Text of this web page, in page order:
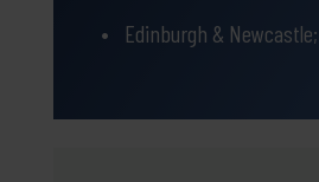
Edinburgh &